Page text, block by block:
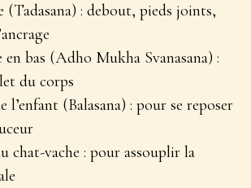
(Tadasana) : debout, pieds joints,
en bas (Adho Mukha Svanasana) :
du corps
l’enfant (Balasana) : pour se reposer
chat-vache : pour assouplir la